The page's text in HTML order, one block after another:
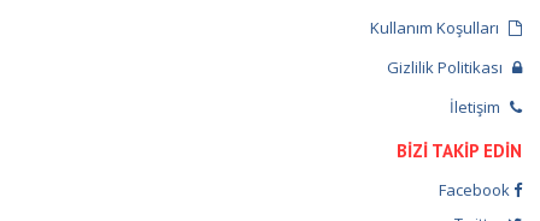
Kullanım Koşulları
Gizlilik Politikası
İletişim
BİZİ TAKİP EDİN
Facebook